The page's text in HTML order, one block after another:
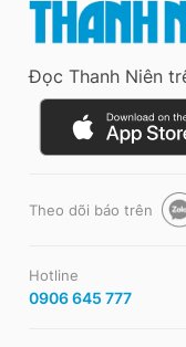
Đọc Thanh Niên
Theo dõi báo trên
Hotline
0906 645 777